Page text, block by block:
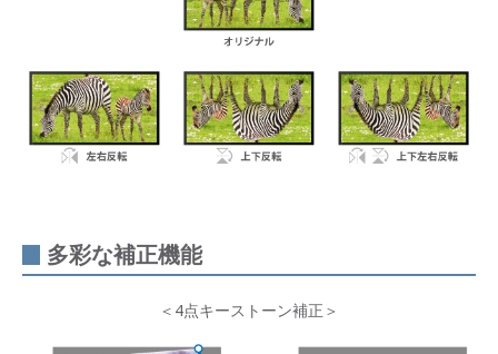
多彩な補正機能
＜4点キーストーン補正＞